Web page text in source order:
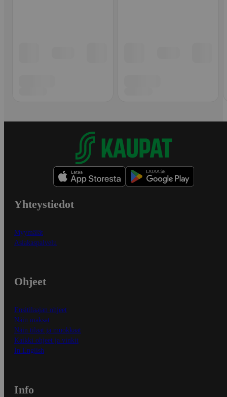
Yhteystiedot
Myymälät
Asiakaspalvelu
Ohjeet
Ensitilaajan ohjeet
Näin maksat
Näin tilaat ja muokkaat
Kaikki ohjeet ja vinkit
In English
Info